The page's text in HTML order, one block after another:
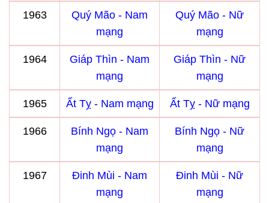
1963
Quý Mão - Nam
mạng
Quý Mão - Nữ
mạng
1964
Giáp Thìn - Nam
mạng
Giáp Thìn - Nữ
mạng
1965 Ất Tỵ - Nam mạng Ất Tỵ - Nữ mạng
1966
Bính Ngọ - Nam
mạng
Bính Ngọ - Nữ
mạng
1967
Đinh Mùi - Nam
mạng
Đinh Mùi - Nữ
mạng